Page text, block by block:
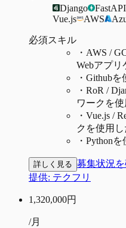
Django FastAPI
Vue.js
AWS
必須スキル
・ AWS /
Webアプ
・ Githubを
・ RoR /
ワークを
・ Vue.js /
クを使用
・ Python
詳しく見る 募集状況
提供: テクフリ
1,320,000円
/月